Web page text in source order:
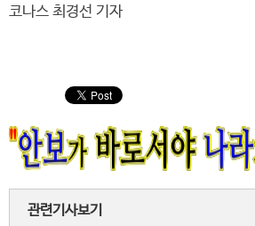
코나스 최경선 기자
관련기사보기